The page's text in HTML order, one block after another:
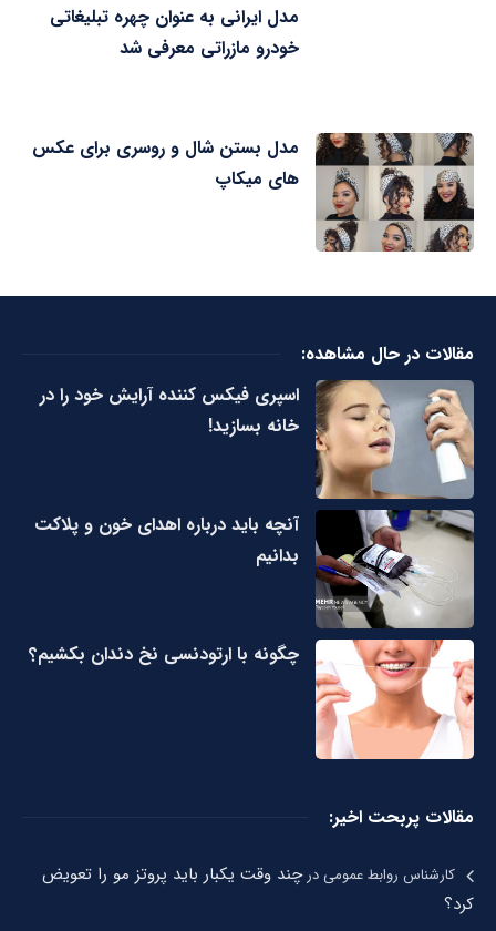
مدل ایرانی به عنوان چهره تبلیغاتی
خودرو مازراتی معرفی شد
مدل بستن شال و روسری برای عکس
های میکاپ
مقالات در حال مشاهده:
اسپری فیکس کننده آرایش خود را در
خانه بسازید!
آنچه باید درباره اهدای خون و پلاکت
بدانیم
چگونه با ارتودنسی نخ دندان بکشیم؟
مقالات پربحت اخیر:
کارشناس روابط عمومیدرچند وقت یکبار باید پروتز مو را تعویض
کرد؟